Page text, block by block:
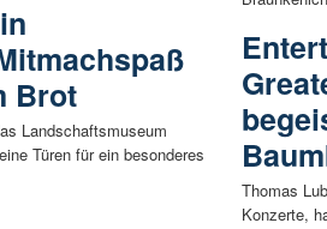
Brot
Landschaftsmuseum
Türen für ein besonderes
Thomas
Konzerte,